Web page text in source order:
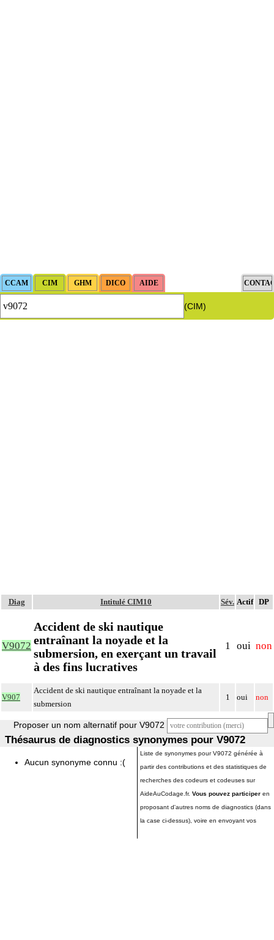
(CIM)
Diag Intitulé CIM10 Sév. Actif DP
V9072
Accident de ski nautique
entraînant la noyade et la
submersion, en exerçant un travail
à des fins lucratives
1 oui non
V907
Accident de ski nautique entraînant la noyade et la
submersion
1 oui non
Proposer un nom alternatif pour V9072
Thésaurus de diagnostics synonymes pour V9072
Aucun synonyme connu :(
Liste de synonymes pour V9072 générée à
partir des contributions et des statistiques de
recherches des codeurs et codeuses sur
AideAuCodage.fr. Vous pouvez participer en
proposant d'autres noms de diagnostics (dans
la case ci-dessus), voire en envoyant vos